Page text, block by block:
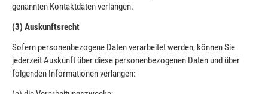
genannten Kontaktdaten verlangen.
(3) Auskunftsrecht
Sofern personenbezogene Daten verarbeitet werden, können Sie
jederzeit Auskunft über diese personenbezogenen Daten und über
folgenden Informationen verlangen: